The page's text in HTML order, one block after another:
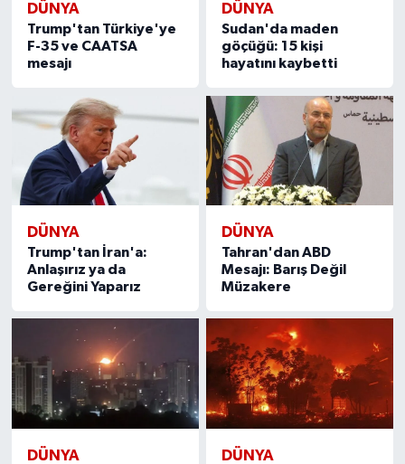
DÜNYA
Trump'tan Türkiye'ye
F-35 ve CAATSA
mesajı
DÜNYA
Sudan'da maden
göçüğü: 15 kişi
hayatını kaybetti
DÜNYA
Trump'tan İran'a:
Anlaşırız ya da
Gereğini Yaparız
DÜNYA
Tahran'dan ABD
Mesajı: Barış Değil
Müzakere
DÜNYA DÜNYA